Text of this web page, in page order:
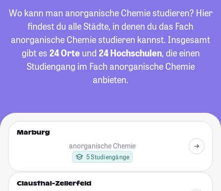
Wo kann man anorganische Chemie studieren? Hier
findest du alle Städte, in denen du das Fach
anorganische Chemie studieren kannst. Insgesamt
gibt es 24 Orteund 24 Hochschulen, die einen
Studiengang im Fach anorganische Chemie
anbieten.
Marburg
anorganische Chemie
5 Studiengänge
Clausthal-Zellerfeld